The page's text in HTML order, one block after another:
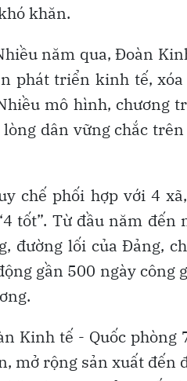
khăn.
năm qua, Đoàn
phát triển kinh tế,
mô hình, chương
dân vững chắc
chế phối hợp với 4
tốt”. Từ đầu năm đến
đường lối của Đảng,
gần 500 ngày công
Kinh tế - Quốc phòng
mở rộng sản xuất đến